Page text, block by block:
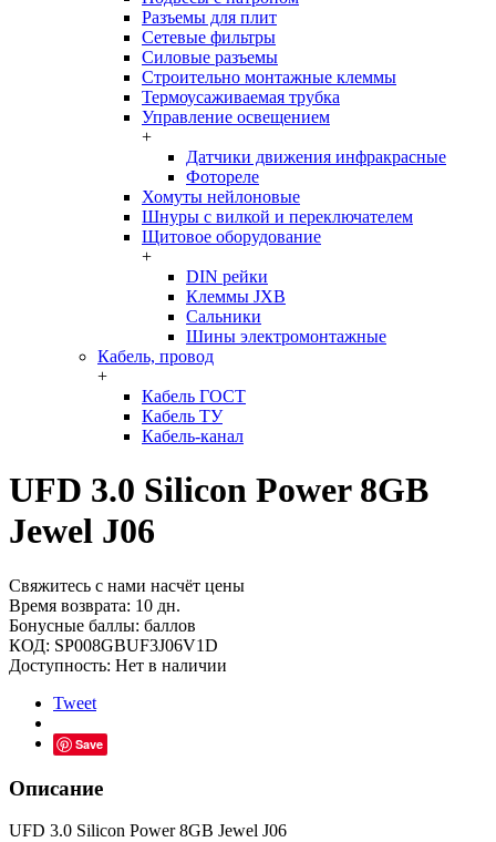
Разъемы для плит
Сетевые фильтры
Силовые разъемы
Строительно монтажные клеммы
Термоусаживаемая трубка
Управление освещением
+
Датчики движения инфракрасные
Фотореле
Хомуты нейлоновые
Шнуры с вилкой и переключателем
Щитовое оборудование
+
DIN рейки
Клеммы JXB
Сальники
Шины электромонтажные
Кабель, провод
+
Кабель ГОСТ
Кабель ТУ
Кабель-канал
UFD 3.0 Silicon Power 8GB
Jewel J06
Свяжитесь с нами насчёт цены
Время возврата: 10 дн.
Бонусные баллы: баллов
КОД: SP008GBUF3J06V1D
Доступность: Нет в наличии
Tweet
Save
Описание
UFD 3.0 Silicon Power 8GB Jewel J06